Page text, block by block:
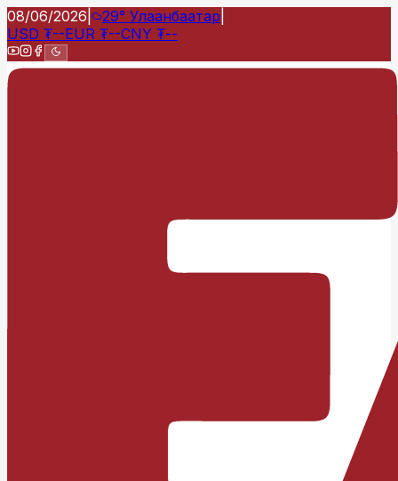
08/06/2026 29° Улаанбаатар
USD ₮--EUR ₮--CNY ₮--